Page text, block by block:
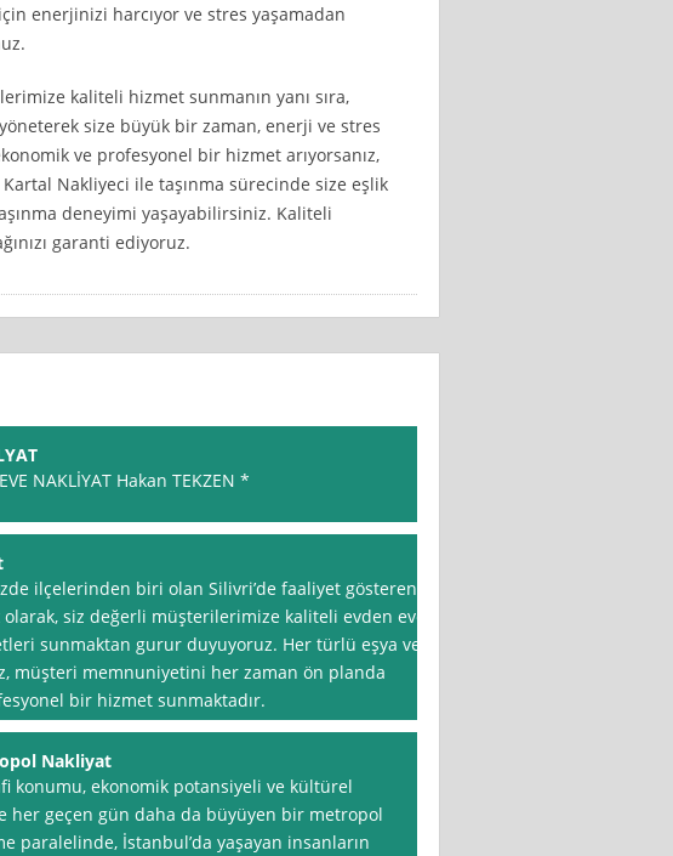
enerjinizi harcıyor ve stres yaşamadan
kaliteli hizmet sunmanın yanı sıra,
size büyük bir zaman, enerji ve stres
ve profesyonel bir hizmet arıyorsanız,
Nakliyeci ile taşınma sürecinde size eşlik
deneyimi yaşayabilirsiniz. Kaliteli
garanti ediyoruz.
NAKLİYAT Hakan TEKZEN *
ilçelerinden biri olan Silivri’de faaliyet gösteren
siz değerli müşterilerimize kaliteli evden eve
sunmaktan gurur duyuyoruz. Her türlü eşya ve
müşteri memnuniyetini her zaman ön planda
bir hizmet sunmaktadır.
Nakliyat
konumu, ekonomik potansiyeli ve kültürel
her geçen gün daha da büyüyen bir metropol
paralelinde, İstanbul’da yaşayan insanların